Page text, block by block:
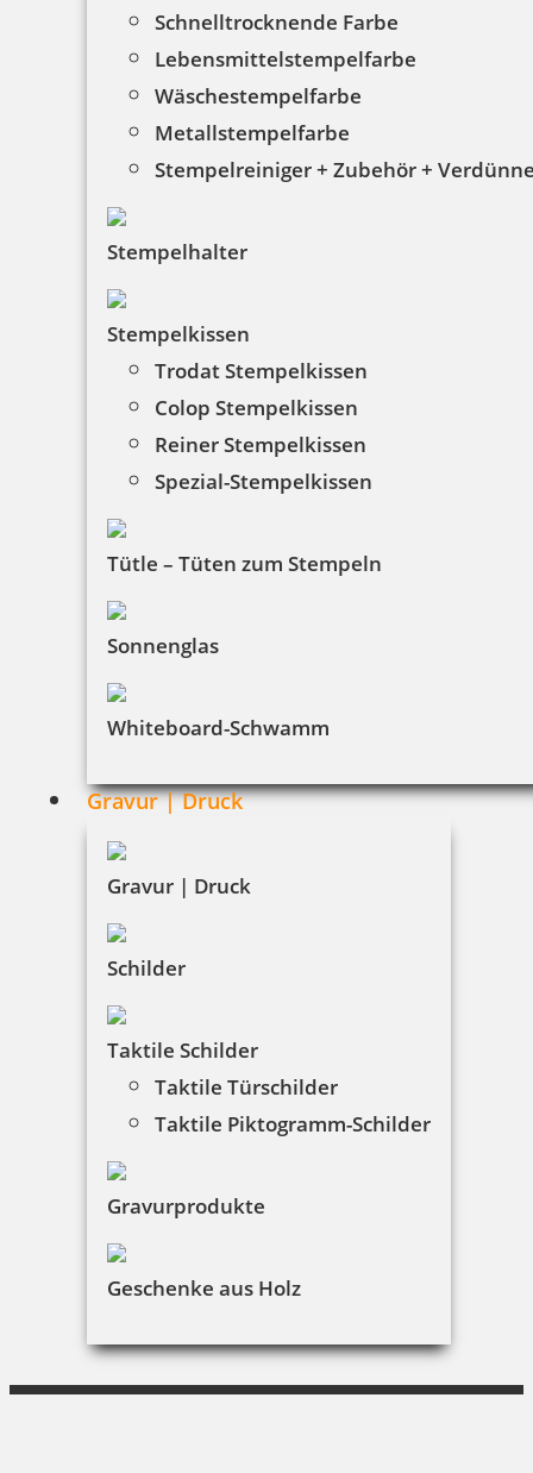
Schnelltrocknende Farbe
Lebensmittelstempelfarbe
Wäschestempelfarbe
Metallstempelfarbe
Stempelreiniger + Zubehör +
Stempelhalter
Stempelkissen
Trodat Stempelkissen
Colop Stempelkissen
Reiner Stempelkissen
Spezial-Stempelkissen
Tütle – Tüten zum Stempeln
Sonnenglas
Whiteboard-Schwamm
Gravur | Druck
Gravur | Druck
Schilder
Taktile Schilder
Taktile Türschilder
Taktile Piktogramm-Schilder
Gravurprodukte
Geschenke aus Holz
HINWEISE
Versandinformationen
Bestellhinweise
Dateiformate
INFORMATIONEN
Datenschutz
Widerruf
Barrierefreiheit
Vertrag widerrufen
KUNDENBEREICH
Mein Konto
Kundenservice
KONTAKT
UNI Schreibbedarf
089 284420